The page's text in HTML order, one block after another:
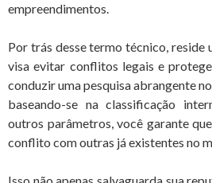
empreendimentos.
Por trás desse termo técnico, reside
visa evitar conflitos legais e
conduzir uma pesquisa abrangente
baseando-se na classificação
outros parâmetros, você garante
conflito com outras já existentes no